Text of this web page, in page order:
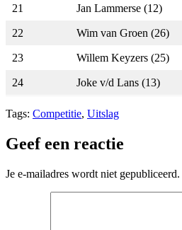
21 Jan Lammerse (12)
22 Wim van Groen (26)
23 Willem Keyzers (25)
24 Joke v/d Lans (13)
Tags: Competitie, Uitslag
Geef een reactie
Je e-mailadres wordt niet gepubliceerd.